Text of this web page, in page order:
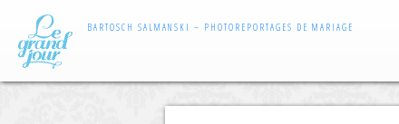
BARTOSCH SALMANSKI – PHOTOREPORTAGES DE MARIAGE